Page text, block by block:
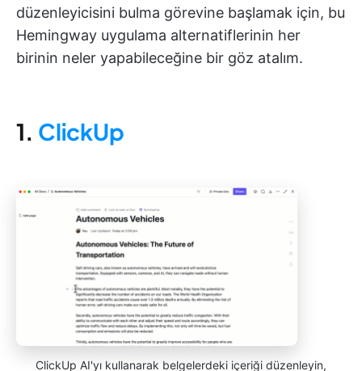
düzenleyicisini bulma görevine başlamak için, bu
Hemingway uygulama alternatiflerinin her
birinin neler yapabileceğine bir göz atalım.
1. ClickUp
ClickUp AI'yı kullanarak belgelerdeki içeriği düzenleyin,